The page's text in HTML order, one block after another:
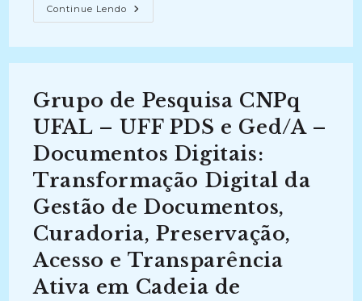
Continue Lendo Laboratório
De
Extensão
–
LEPEAR
Grupo de Pesquisa CNPq
UFAL – UFF PDS e Ged/A –
Documentos Digitais:
Transformação Digital da
Gestão de Documentos,
Curadoria, Preservação,
Acesso e Transparência
Ativa em Cadeia de